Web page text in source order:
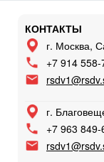
КОНТАКТЫ
г. Москва,
+7 914
г.
+7 963